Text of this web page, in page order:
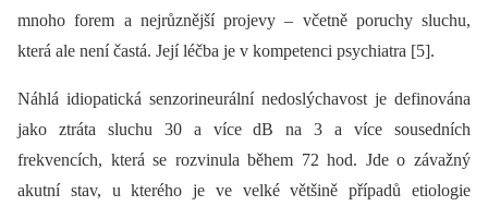
mnoho forem a nejrůznější projevy –⁠ včetně poruchy sluchu,
která ale není častá. Její léčba je v kompetenci psychiatra [5].
Náhlá idiopatická senzorineurální nedoslýchavost je definována
jako ztráta sluchu 30 a více dB na 3 a více sousedních
frekvencích, která se rozvinula během 72 hod. Jde o závažný
akutní stav, u kterého je ve velké většině případů etiologie